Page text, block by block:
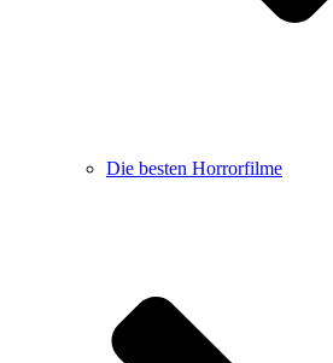
Die besten Horrorfilme